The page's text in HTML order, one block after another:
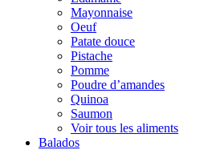
Mayonnaise
Oeuf
Patate douce
Pistache
Pomme
Poudre d’amandes
Quinoa
Saumon
Voir tous les aliments
Balados